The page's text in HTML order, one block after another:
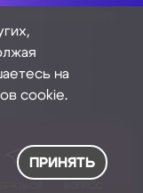
на
cookie.
ПРИНЯТЬ